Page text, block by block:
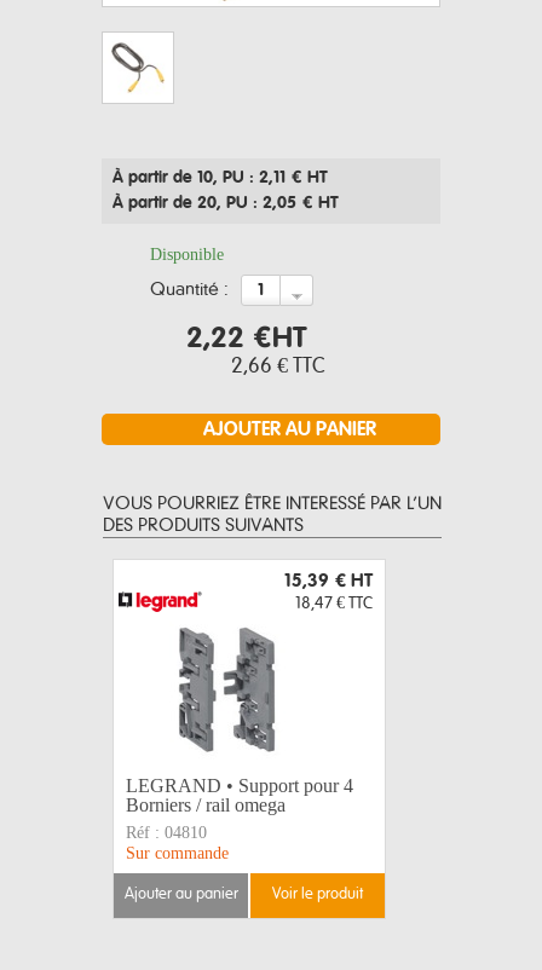
À partir de 10, PU : 2,11 € HT
À partir de 20, PU : 2,05 € HT
Disponible
quantité :
2,22 €HT
2,66 € TTC
VOUS POURRIEZ ÊTRE INTERESSÉ PAR L’UN
DES PRODUITS SUIVANTS
15,39 € HT
18,47 € TTC
LEGRAND • Support pour 4
Borniers / rail omega
Réf : 04810
Sur commande
ajouter au panier voir le produit